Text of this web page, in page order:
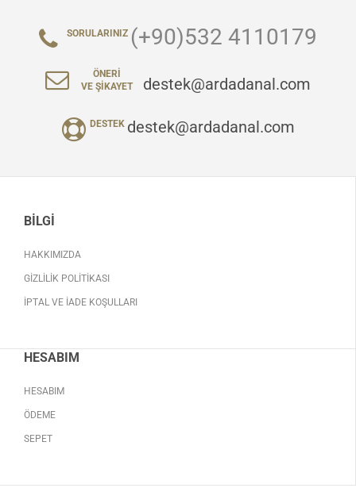
SORULARINIZ (+90)532 4110179
ÖNERI
VE ŞIKAYET
destek@ardadanal.com
DESTEK destek@ardadanal.com
BILGI
HAKKIMIZDA
GIZLILIK POLITIKASI
İPTAL VE İADE KOŞULLARI
HESABIM
HESABIM
ÖDEME
SEPET